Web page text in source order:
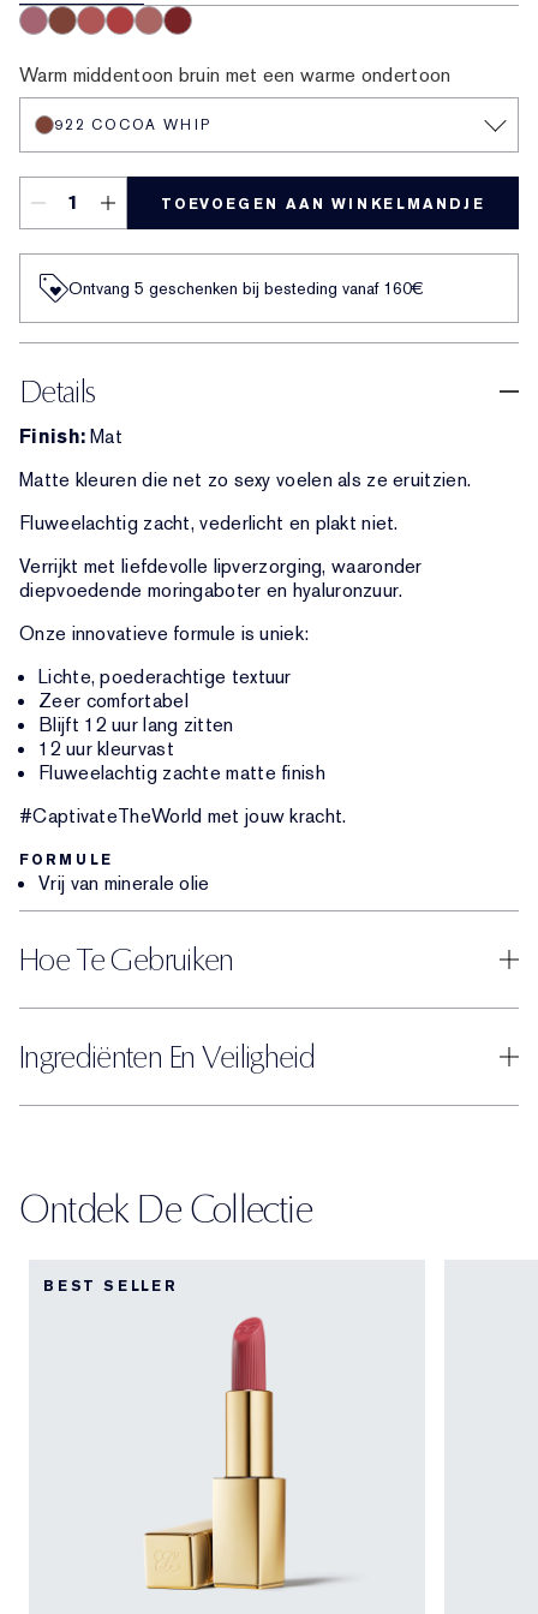
Warm middentoon bruin met een warme ondertoon
922 COCOA WHIP
TOEVOEGEN AAN WINKELMANDJE
Ontvang 5 geschenken bij besteding vanaf 160€
Details
Finish:Mat
Matte kleuren die net zo sexy voelen als ze eruitzien.
Fluweelachtig zacht, vederlicht en plakt niet.
Verrijkt met liefdevolle lipverzorging, waaronder
diepvoedende moringaboter en hyaluronzuur.
Onze innovatieve formule is uniek:
Lichte, poederachtige textuur
Zeer comfortabel
Blijft 12 uur lang zitten
12 uur kleurvast
Fluweelachtig zachte matte finish
#CaptivateTheWorld met jouw kracht.
FORMULE
Vrij van minerale olie
Hoe Te Gebruiken
Ingrediënten En Veiligheid
Ontdek De Collectie
BEST SELLER